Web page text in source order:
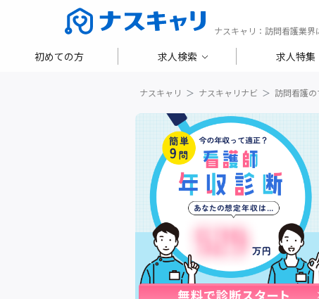
ナスキャリ：訪問看護業界
初めての方 求人検索 求人特集
ナスキャリ ナスキャリナビ 訪問看護